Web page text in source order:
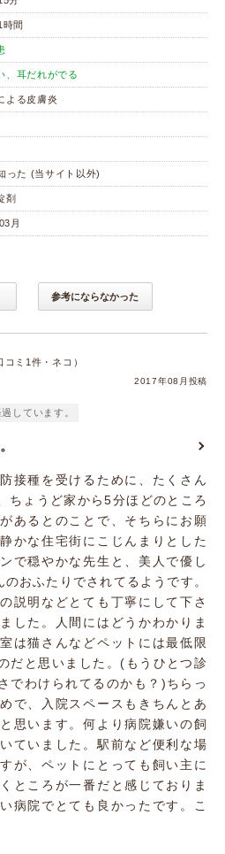
時間
、耳だれがでる
よる皮膚炎
った (当サイト以外)
剤
月
参考にならなかった
ミ1件・ネコ）
2017年08月投稿
しています。
接種を受けるために、たくさん
ちょうど家から5分ほどのところ
あるとのことで、そちらにお願
かな住宅街にこじんまりとした
で穏やかな先生と、美人で優し
おふたりでされてるようです。
説明などとても丁寧にして下さ
した。人間にはどうかわかりま
は猫さんなどペットには最低限
だと思いました。(もうひとつ診
でわけられてるのかも？)ちらっ
で、入院スペースもきちんとあ
思います。何より病院嫌いの飼
ていました。駅前など便利な場
が、ペットにとっても飼い主に
ところが一番だと感じておりま
病院でとても良かったです。こ